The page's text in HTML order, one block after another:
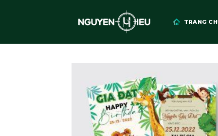
TRANG